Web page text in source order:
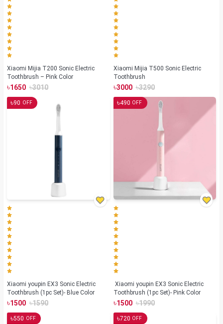
Xiaomi Mijia T200 Sonic Electric
Toothbrush – Pink Color
৳1650 ৳3010
Xiaomi Mijia T500 Sonic Electric
Toothbrush
৳3000 ৳3290
৳90 OFF
Xiaomi youpin EX3 Sonic Electric
Toothbrush (1pc Set)- Blue Color
৳1500 ৳1590
৳490 OFF
Toothbrush (1pc Set)- Pink Color
৳1500 ৳1990
৳550 OFF ৳720 OFF